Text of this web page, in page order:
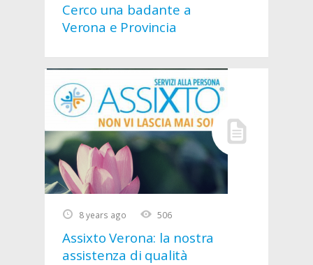
Cerco una badante a
Verona e Provincia
8 years ago 506
Assixto Verona: la nostra
assistenza di qualità